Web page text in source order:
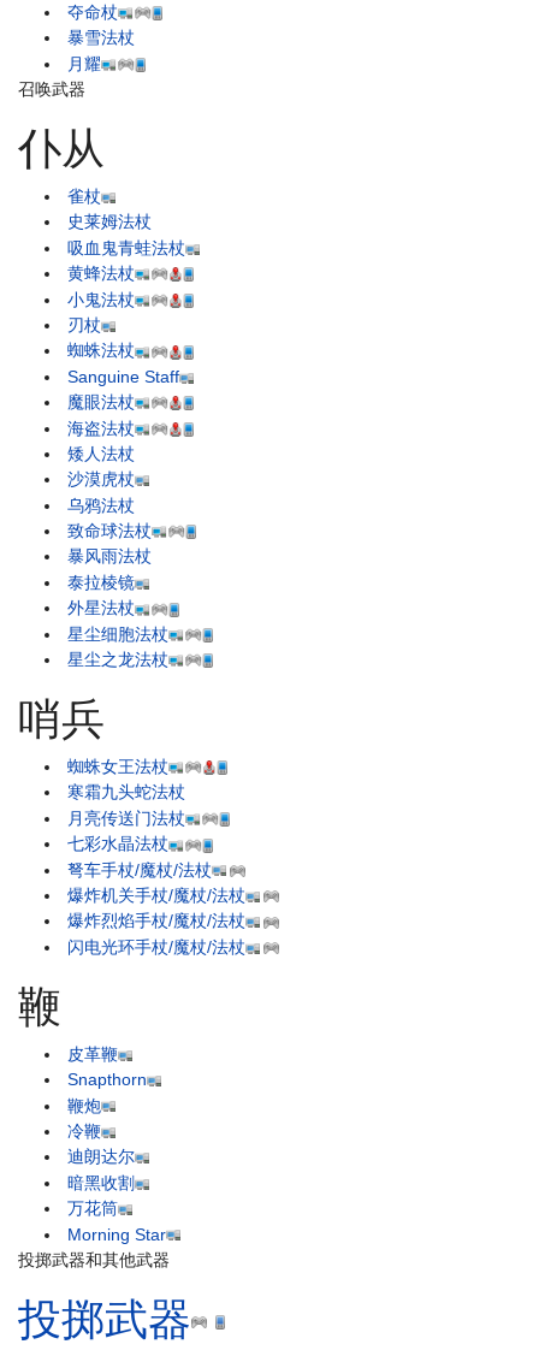
夺命杖
暴雪法杖
月耀
召唤武器
仆从
雀杖
史莱姆法杖
吸血鬼青蛙法杖
黄蜂法杖
小鬼法杖
刃杖
蜘蛛法杖
Sanguine Staff
魔眼法杖
海盗法杖
矮人法杖
沙漠虎杖
乌鸦法杖
致命球法杖
暴风雨法杖
泰拉棱镜
外星法杖
星尘细胞法杖
星尘之龙法杖
哨兵
蜘蛛女王法杖
寒霜九头蛇法杖
月亮传送门法杖
七彩水晶法杖
弩车手杖/魔杖/法杖
爆炸机关手杖/魔杖/法杖
爆炸烈焰手杖/魔杖/法杖
闪电光环手杖/魔杖/法杖
鞭
皮革鞭
Snapthorn
鞭炮
冷鞭
迪朗达尔
暗黑收割
万花筒
Morning Star
投掷武器和其他武器
投掷武器